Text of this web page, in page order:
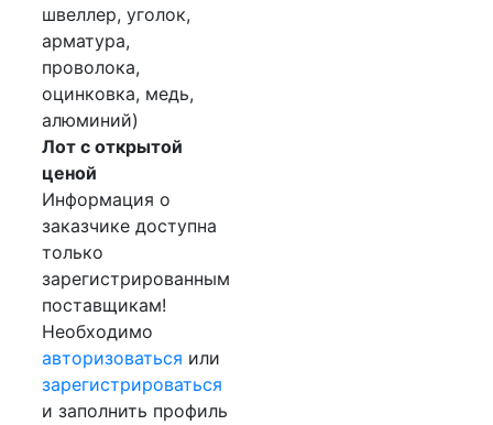
швеллер, уголок,
арматура,
проволока,
оцинковка, медь,
алюминий)
Лот с открытой
ценой
Информация о
заказчике доступна
только
зарегистрированным
поставщикам!
Необходимо
авторизоваться или
зарегистрироваться
и заполнить профиль